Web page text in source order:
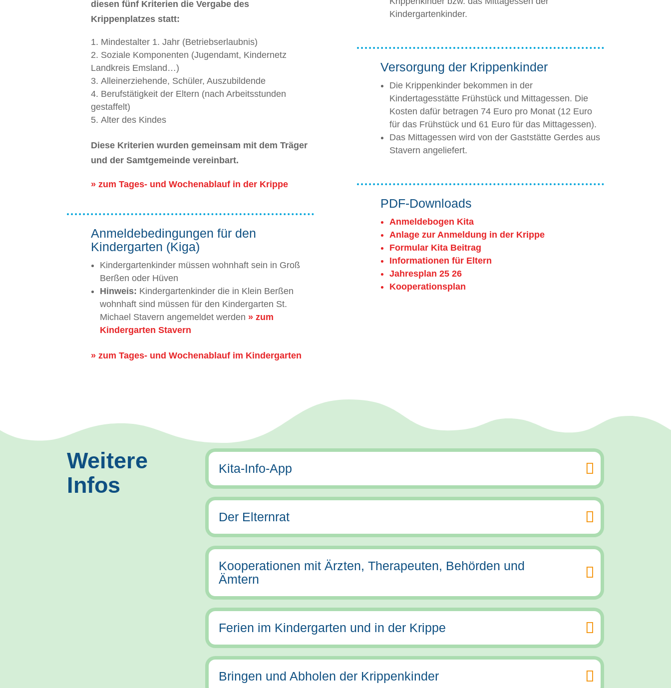
diesen fünf Kriterien die Vergabe des
Krippenplatzes statt:
Mindestalter 1. Jahr (Betriebserlaubnis)
Soziale Komponenten (Jugendamt, Kindernetz
Landkreis Emsland…)
Alleinerziehende, Schüler, Auszubildende
Berufstätigkeit der Eltern (nach Arbeitsstunden
gestaffelt)
Alter des Kindes
Diese Kriterien wurden gemeinsam mit dem Träger
und der Samtgemeinde vereinbart.
» zum Tages- und Wochenablauf in der Krippe
Anmeldebedingungen für den
Kindergarten (Kiga)
Kindergartenkinder müssen wohnhaft sein in Groß
Berßen oder Hüven
Hinweis: Kindergartenkinder die in Klein Berßen
wohnhaft sind müssen für den Kindergarten St.
Michael Stavern angemeldet werden » zum
Kindergarten Stavern
» zum Tages- und Wochenablauf im Kindergarten
Kindergartenkinder.
Versorgung der Krippenkinder
Die Krippenkinder bekommen in der
Kindertagesstätte Frühstück und Mittagessen. Die
Kosten dafür betragen 74 Euro pro Monat (12 Euro
für das Frühstück und 61 Euro für das Mittagessen).
Das Mittagessen wird von der Gaststätte Gerdes aus
Stavern angeliefert.
PDF-Downloads
Anmeldebogen Kita
Anlage zur Anmeldung in der Krippe
Formular Kita Beitrag
Informationen für Eltern
Jahresplan 25 26
Kooperationsplan
Weitere
Infos
Kita-Info-App
Der Elternrat
Kooperationen mit Ärzten, Therapeuten, Behörden und
Ämtern
Ferien im Kindergarten und in der Krippe
Bringen und Abholen der Krippenkinder